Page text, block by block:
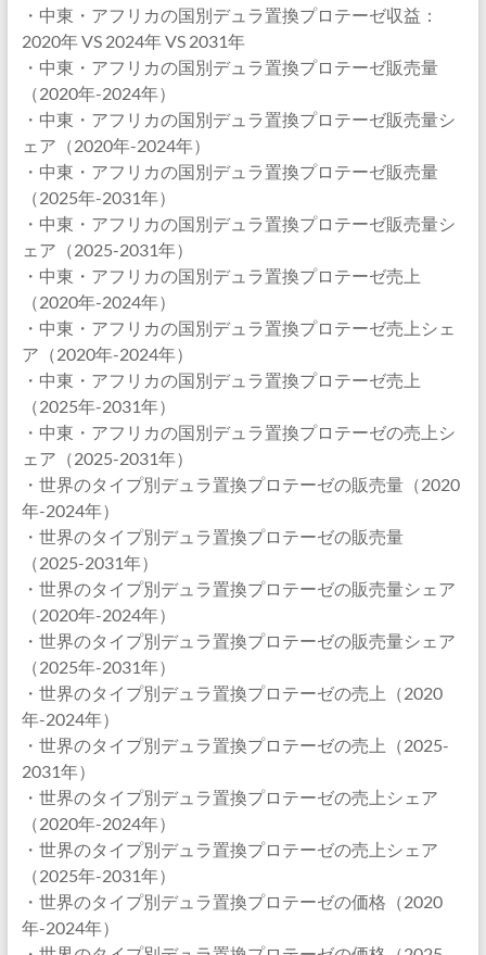
・中東・アフリカの国別デュラ置換プロテーゼ収益：
2020年 VS 2024年 VS 2031年
・中東・アフリカの国別デュラ置換プロテーゼ販売量
（2020年-2024年）
・中東・アフリカの国別デュラ置換プロテーゼ販売量シ
ェア（2020年-2024年）
・中東・アフリカの国別デュラ置換プロテーゼ販売量
（2025年-2031年）
・中東・アフリカの国別デュラ置換プロテーゼ販売量シ
ェア（2025-2031年）
・中東・アフリカの国別デュラ置換プロテーゼ売上
（2020年-2024年）
・中東・アフリカの国別デュラ置換プロテーゼ売上シェ
ア（2020年-2024年）
・中東・アフリカの国別デュラ置換プロテーゼ売上
（2025年-2031年）
・中東・アフリカの国別デュラ置換プロテーゼの売上シ
ェア（2025-2031年）
・世界のタイプ別デュラ置換プロテーゼの販売量（2020
年-2024年）
・世界のタイプ別デュラ置換プロテーゼの販売量
（2025-2031年）
・世界のタイプ別デュラ置換プロテーゼの販売量シェア
（2020年-2024年）
・世界のタイプ別デュラ置換プロテーゼの販売量シェア
（2025年-2031年）
・世界のタイプ別デュラ置換プロテーゼの売上（2020
年-2024年）
・世界のタイプ別デュラ置換プロテーゼの売上（2025-
2031年）
・世界のタイプ別デュラ置換プロテーゼの売上シェア
（2020年-2024年）
・世界のタイプ別デュラ置換プロテーゼの売上シェア
（2025年-2031年）
・世界のタイプ別デュラ置換プロテーゼの価格（2020
年-2024年）